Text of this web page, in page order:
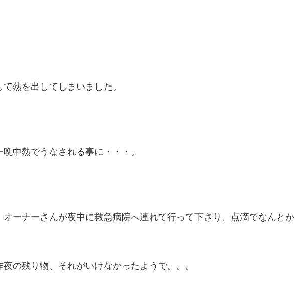
熱を出してしまいました。
中熱でうなされる事に・・・。
オーナーさんが夜中に救急病院へ連れて行って下さり、点滴でなんとか
の残り物、それがいけなかったようで。。。